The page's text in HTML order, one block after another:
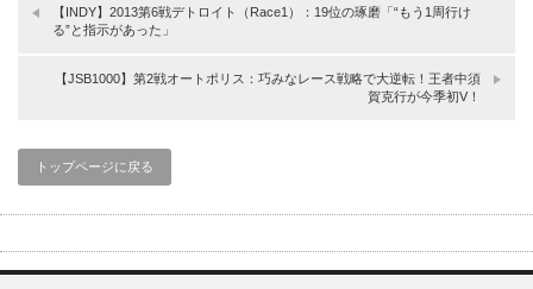
【INDY】2013第6戦デトロイト（Race1）：19位の琢磨「“もう1周行け
る”と指示があった」
【JSB1000】第2戦オートポリス：巧みなレース戦略で大逆転！王者中須
賀克行が今季初V！
トップページに戻る